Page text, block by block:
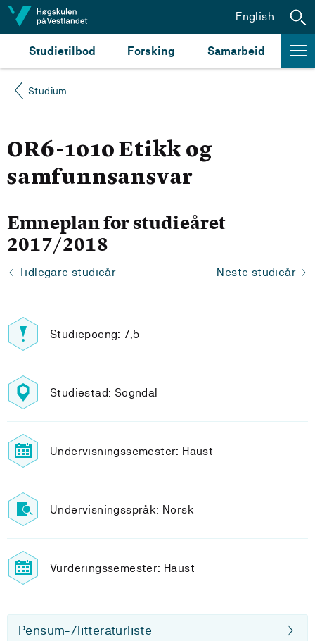
Hopp til innhald
Studietilbod Forsking Samarbeid
English
Studium
OR6-1010 Etikk og
samfunnsansvar
Emneplan for studieåret
2017/2018
Tidlegare studieår Neste studieår
Studiepoeng: 7,5
Studiestad: Sogndal
Undervisningssemester: Haust
Undervisningsspråk: Norsk
Vurderingssemester: Haust
Pensum-/litteraturliste